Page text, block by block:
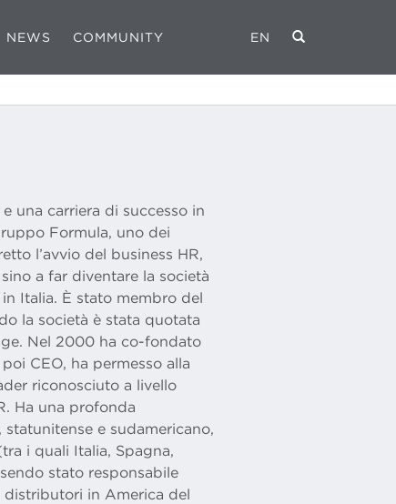
NEWS COMMUNITY EN
una carriera di successo in
Formula, uno dei
l’avvio del business HR,
a far diventare la società
Italia. È stato membro del
la società è stata quotata
Nel 2000 ha co-fondato
CEO, ha permesso alla
riconosciuto a livello
Ha una profonda
e sudamericano,
i quali Italia, Spagna,
stato responsabile
in America del